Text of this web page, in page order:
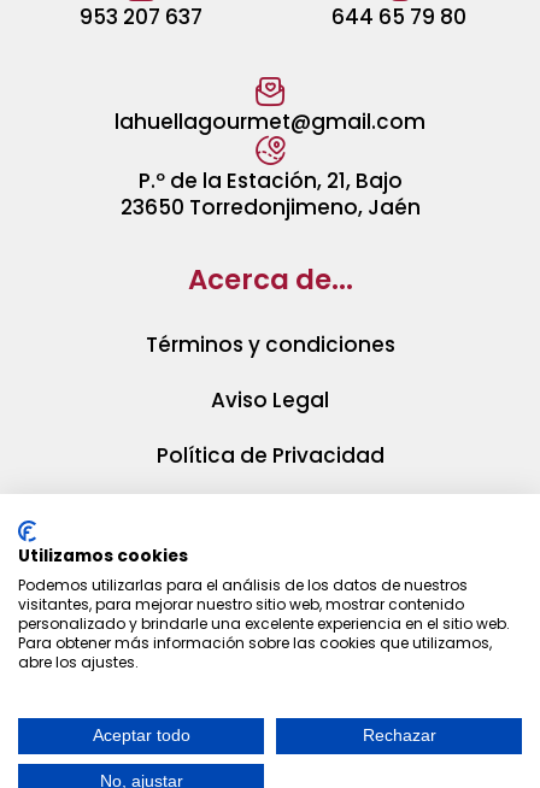
953 207 637 644 65 79 80
lahuellagourmet@gmail.com
P.º de la Estación, 21, Bajo
23650 Torredonjimeno, Jaén
Acerca de...
Términos y condiciones
Aviso Legal
Política de Privacidad
© 2025 La Huella Gourmet | Diseño web
Utilizamos cookies
Podemos utilizarlas para el análisis de los datos de nuestros
visitantes, para mejorar nuestro sitio web, mostrar contenido
personalizado y brindarle una excelente experiencia en el sitio web.
Para obtener más información sobre las cookies que utilizamos,
abre los ajustes.
Aceptar todo Rechazar
No, ajustar